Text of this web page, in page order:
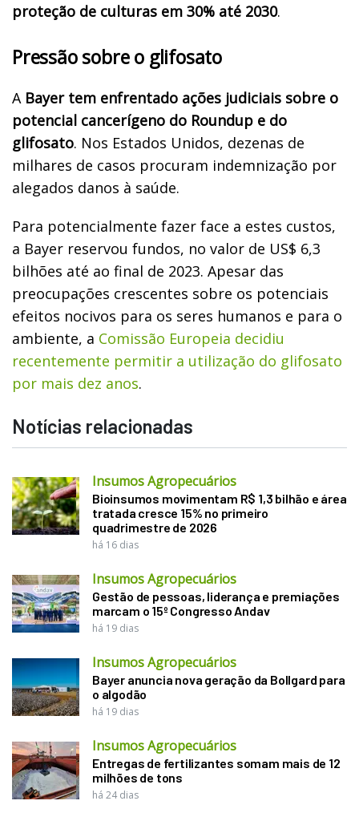
proteção de culturas em 30% até 2030.
Pressão sobre o glifosato
A Bayer tem enfrentado ações judiciais sobre o
potencial cancerígeno do Roundup e do
glifosato. Nos Estados Unidos, dezenas de
milhares de casos procuram indemnização por
alegados danos à saúde.
Para potencialmente fazer face a estes custos,
a Bayer reservou fundos, no valor de US$ 6,3
bilhões até ao final de 2023. Apesar das
preocupações crescentes sobre os potenciais
efeitos nocivos para os seres humanos e para o
ambiente, a Comissão Europeia decidiu
recentemente permitir a utilização do glifosato
por mais dez anos.
Notícias relacionadas
Insumos Agropecuários
Bioinsumos movimentam R$ 1,3 bilhão e área
tratada cresce 15% no primeiro
quadrimestre de 2026
há 16 dias
Insumos Agropecuários
Gestão de pessoas, liderança e premiações
marcam o 15º Congresso Andav
há 19 dias
Insumos Agropecuários
Bayer anuncia nova geração da Bollgard para
o algodão
há 19 dias
Insumos Agropecuários
Entregas de fertilizantes somam mais de 12
milhões de tons
há 24 dias